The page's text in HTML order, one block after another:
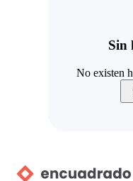
Sin
No existen